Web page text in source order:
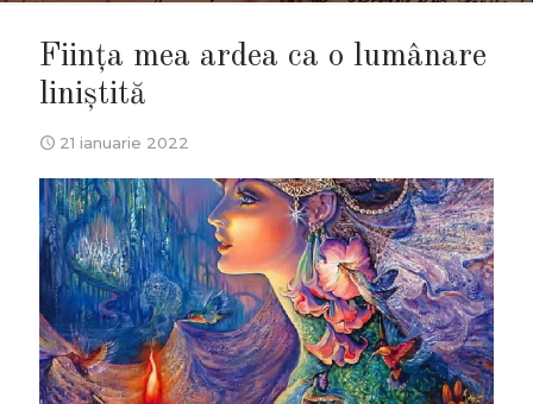
Ființa mea ardea ca o lumânare
liniștită
21 ianuarie 2022